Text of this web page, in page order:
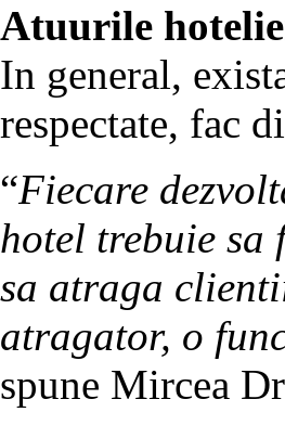
Atuurile
In general,
respectate, fac
“Fiecare
hotel trebuie sa
sa atraga
atragator, o
spune Mircea